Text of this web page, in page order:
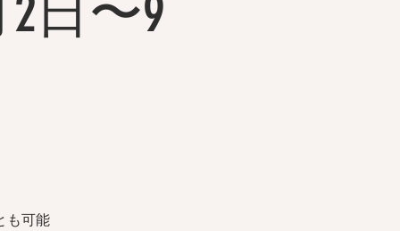
日〜9
も可能